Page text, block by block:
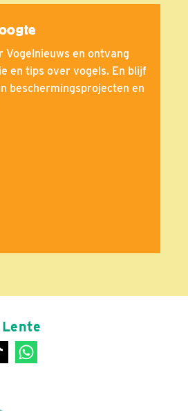
Vogelnieuws en ontvang
en tips over vogels. En blijf
beschermingsprojecten en